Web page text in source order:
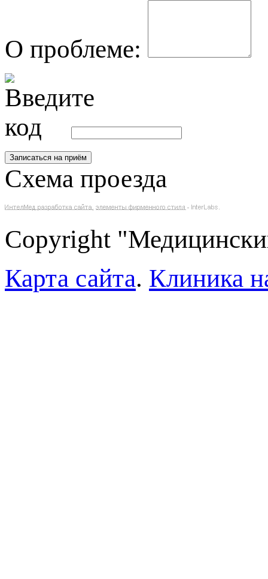
О проблеме:
Схема проезда
Copyright
Карта сайта. Клиника